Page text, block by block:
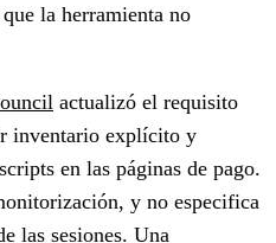
la herramienta no
actualizó el requisito
inventario explícito y
en las páginas de pago.
y no especifica
las sesiones. Una